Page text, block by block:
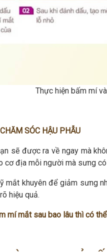
Thực hiện bấm mí
SÓC HẬU PHẪU
sẽ được ra về ngay mà
địa mỗi người mà sưng
mắt khuyên để giảm sưng
hiệu quả.
mí mắt sau bao lâu thì có